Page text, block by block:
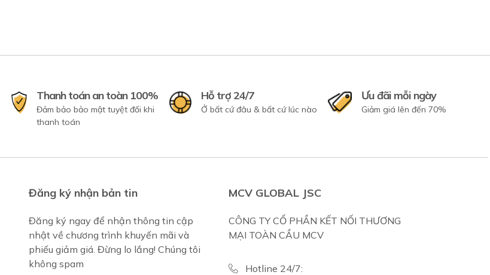
Thanh toán an toàn 100%
Đảm bảo bảo mật tuyệt đối khi
thanh toán
Hỗ trợ 24/7
Ở bất cứ đâu & bất cứ lúc nào
Ưu đãi mỗi ngày
Giảm giá lên đến 70%
Đăng ký nhận bản tin
Đăng ký ngay để nhận thông tin cập
nhật về chương trình khuyến mãi và
phiếu giảm giá. Đừng lo lắng! Chúng tôi
không spam
MCV GLOBAL JSC
CÔNG TY CỔ PHẦN KẾT NỐI THƯƠNG
MẠI TOÀN CẦU MCV
Hotline 24/7: